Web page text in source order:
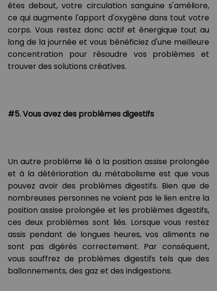
êtes debout, votre circulation sanguine s'améliore,
ce qui augmente l'apport d'oxygène dans tout votre
corps. Vous restez donc actif et énergique tout au
long de la journée et vous bénéficiez d'une meilleure
concentration pour résoudre vos problèmes et
trouver des solutions créatives.
#5. Vous avez des problèmes digestifs
Un autre problème lié à la position assise prolongée
et à la détérioration du métabolisme est que vous
pouvez avoir des problèmes digestifs. Bien que de
nombreuses personnes ne voient pas le lien entre la
position assise prolongée et les problèmes digestifs,
ces deux problèmes sont liés. Lorsque vous restez
assis pendant de longues heures, vos aliments ne
sont pas digérés correctement. Par conséquent,
vous souffrez de problèmes digestifs tels que des
ballonnements, des gaz et des indigestions.